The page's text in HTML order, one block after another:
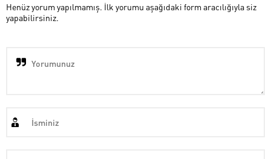
Henüz yorum yapılmamış. İlk yorumu aşağıdaki form aracılığıyla siz
yapabilirsiniz.